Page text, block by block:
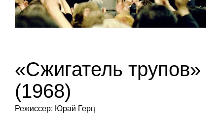
«Сжигатель трупов»
(1968)
Режиссер: Юрай Герц